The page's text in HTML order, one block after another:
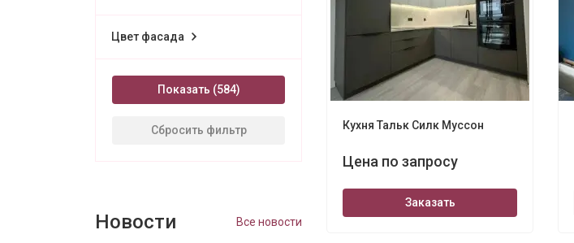
Кухня Тальк Силк Муссон
Цена по запросу
Заказать
Цвет фасада
Показать
Сбросить фильтр
Новости Все новости